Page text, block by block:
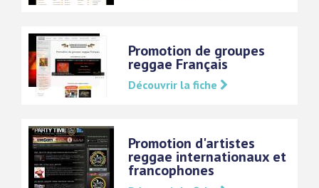
Promotion de groupes
reggae Français
Découvrir la fiche
Promotion d'artistes
reggae internationaux et
francophones